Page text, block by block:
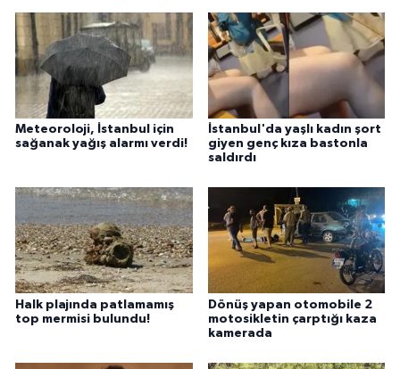
Meteoroloji, İstanbul için
sağanak yağış alarmı verdi!
İstanbul'da yaşlı kadın şort
giyen genç kıza bastonla
saldırdı
Halk plajında patlamamış
top mermisi bulundu!
Dönüş yapan otomobile 2
motosikletin çarptığı kaza
kamerada